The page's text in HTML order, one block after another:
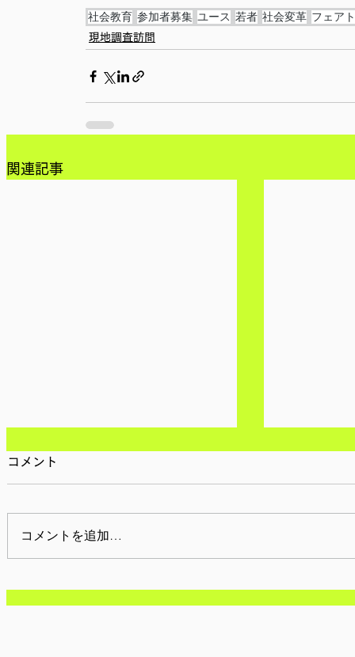
社会教育 参加者募集 ユース 若者 社会変革 フェア
現地調査訪問
関連記事
【参加者募集/オンライン】2
【受付中
コメント
コメントを追加…